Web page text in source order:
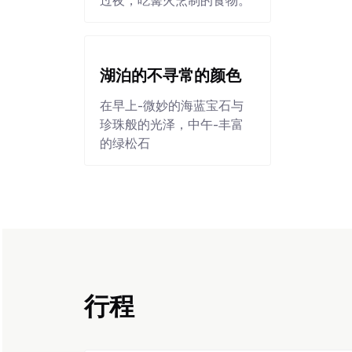
湖泊的不寻常的颜色
在早上-微妙的海蓝宝石与
珍珠般的光泽，中午-丰富
的绿松石
行程